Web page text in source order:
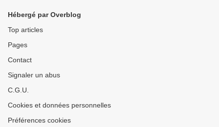
Hébergé par Overblog
Top articles
Pages
Contact
Signaler un abus
C.G.U.
Cookies et données personnelles
Préférences cookies